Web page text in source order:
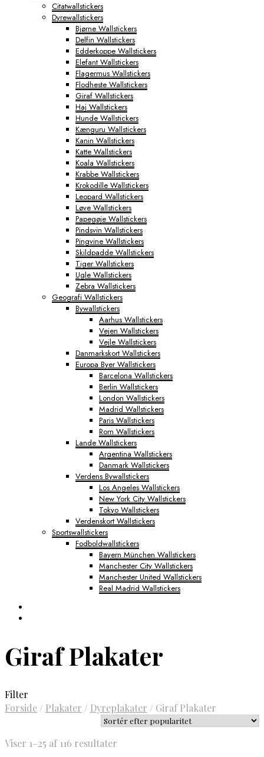
Citatwallstickers
Dyrewallstickers
Bjørne Wallstickers
Delfin Wallstickers
Edderkoppe Wallstickers
Elefant Wallstickers
Flagermus Wallstickers
Flodheste Wallstickers
Giraf Wallstickers
Haj Wallstickers
Hunde Wallstickers
Kænguru Wallstickers
Kanin Wallstickers
Katte Wallstickers
Koala Wallstickers
Krabbe Wallstickers
Krokodille Wallstickers
Leopard Wallstickers
Løve Wallstickers
Papegøje Wallstickers
Pindsvin Wallstickers
Pingvine Wallstickers
Skildpadde Wallstickers
Tiger Wallstickers
Ugle Wallstickers
Zebra Wallstickers
Geografi Wallstickers
Bywallstickers
Aarhus Wallstickers
Vejen Wallstickers
Vejle Wallstickers
Danmarkskort Wallstickers
Europa Byer Wallstickers
Barcelona Wallstickers
Berlin Wallstickers
London Wallstickers
Madrid Wallstickers
Paris Wallstickers
Rom Wallstickers
Lande Wallstickers
Argentina Wallstickers
Danmark Wallstickers
Verdens Bywallstickers
Los Angeles Wallstickers
New York City Wallstickers
Tokyo Wallstickers
Verdenskort Wallstickers
Sportswallstickers
Fodboldwallstickers
Bayern München Wallstickers
Manchester City Wallstickers
Manchester United Wallstickers
Real Madrid Wallstickers
Giraf Plakater
Filter
Forside / Plakater / Dyreplakater / Giraf Plakater
Viser 1–25 af 116 resultater